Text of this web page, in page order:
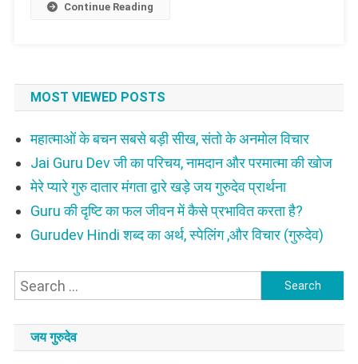
Continue Reading
MOST VIEWED POSTS
महात्माओं के बचन सबसे बड़ी सीख, संतो के अनमोल विचार
Jai Guru Dev जी का परिचय, नामदान और परमात्मा की खोज
मेरे प्यारे गुरु दातार मंगता द्वारे खड़े जय गुरुदेव प्रार्थना
Guru की दृष्टि का फल जीवन में कैसे प्रभावित करता है?
Gurudev Hindi शब्द का अर्थ, स्पेलिंग ,और विचार (गुरुदेव)
Search
जय गुरुदेव